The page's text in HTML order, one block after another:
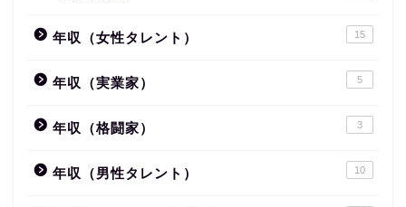
年収（女性タレント） 15
年収（実業家） 5
年収（格闘家） 3
年収（男性タレント） 10